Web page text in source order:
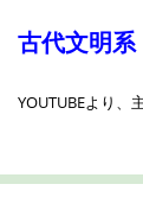
キ
古代文明系
YOUTUBEより、